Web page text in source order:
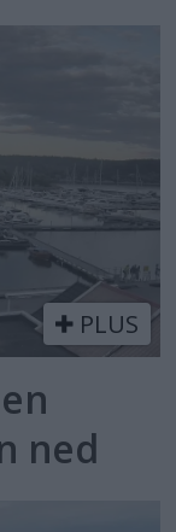
PLUS
ned